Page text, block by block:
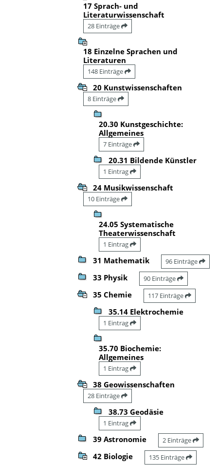
17 Sprach- und
Literaturwissenschaft
28 Einträge
18 Einzelne Sprachen und
Literaturen
148 Einträge
20 Kunstwissenschaften
8 Einträge
20.30 Kunstgeschichte:
Allgemeines
7 Einträge
20.31 Bildende Künstler
1 Eintrag
24 Musikwissenschaft
10 Einträge
24.05 Systematische
Theaterwissenschaft
1 Eintrag
31 Mathematik 96 Einträge
33 Physik 90 Einträge
35 Chemie 117 Einträge
35.14 Elektrochemie
1 Eintrag
35.70 Biochemie:
Allgemeines
1 Eintrag
38 Geowissenschaften
28 Einträge
38.73 Geodäsie
1 Eintrag
39 Astronomie 2 Einträge
42 Biologie 135 Einträge